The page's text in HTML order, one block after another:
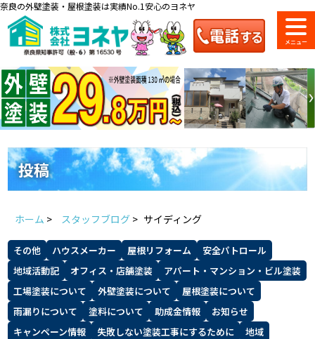
奈良の外壁塗装・屋根塗装は実績No.1安心のヨネヤ
料金一覧 会社案内 ショールーム
のご紹介
お問い合わせ
地域の事例がいっぱい
ヨネヤの施工実績
Home お客様の声
投稿
ホーム > スタッフブログ > サイディング
その他 ハウスメーカー 屋根リフォーム
安全パトロール
地域活動記
オフィス・店舗塗装
アパート・マンション・ビル塗装
工場塗装について
外壁塗装について
屋根塗装について
雨漏りについて
塗料について 助成金情報
お知らせ
キャンペーン情報
失敗しない塗装工事にするために
地域